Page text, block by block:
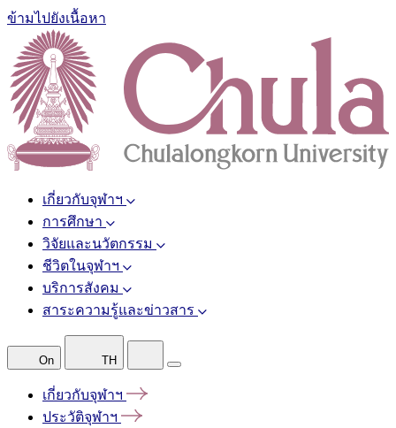
ข้ามไปยังเนื้อหา
เกี่ยวกับจุฬาฯ
การศึกษา
วิจัยและนวัตกรรม
ชีวิตในจุฬาฯ
บริการสังคม
สาระความรู้และข่าวสาร
On TH
เกี่ยวกับจุฬาฯ
ประวัติจุฬาฯ